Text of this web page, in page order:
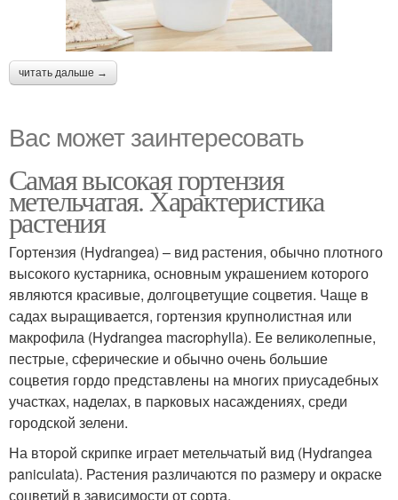
читать дальше →
Вас может заинтересовать
Самая высокая гортензия
метельчатая. Характеристика
растения
Гортензия (Hydrangea) – вид растения, обычно плотного
высокого кустарника, основным украшением которого
являются красивые, долгоцветущие соцветия. Чаще в
садах выращивается, гортензия крупнолистная или
макрофила (Hydrangea macrophylla). Ее великолепные,
пестрые, сферические и обычно очень большие
соцветия гордо представлены на многих приусадебных
участках, наделах, в парковых насаждениях, среди
городской зелени.
На второй скрипке играет метельчатый вид (Hydrangea
paniculata). Растения различаются по размеру и окраске
соцветий в зависимости от сорта.